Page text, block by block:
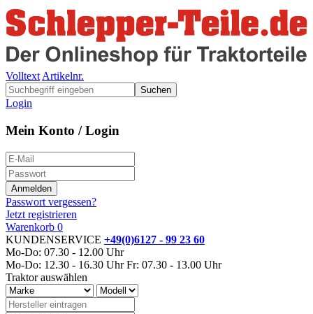
Volltext Artikelnr.
Suchen
Login
Mein Konto / Login
Passwort vergessen?
Jetzt registrieren
Warenkorb 0
KUNDENSERVICE +49(0)6127 - 99 23 60
Mo-Do: 07.30 - 12.00 Uhr
Mo-Do: 12.30 - 16.30 Uhr Fr: 07.30 - 13.00 Uhr
Traktor auswählen